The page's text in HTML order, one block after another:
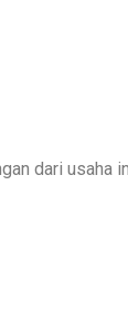
dari usaha